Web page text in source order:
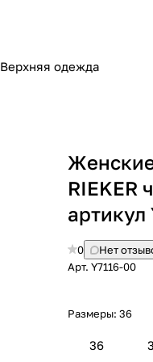
Верхняя одежда
RIEKER
артикул
0
Нет
Арт. Y7116-00
Размеры: 36
36